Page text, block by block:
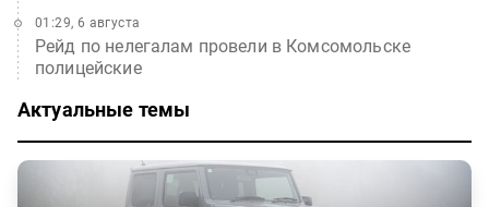
Рейд по нелегалам провели в Комсомольске
полицейские
01:29, 6 августа
Актуальные темы